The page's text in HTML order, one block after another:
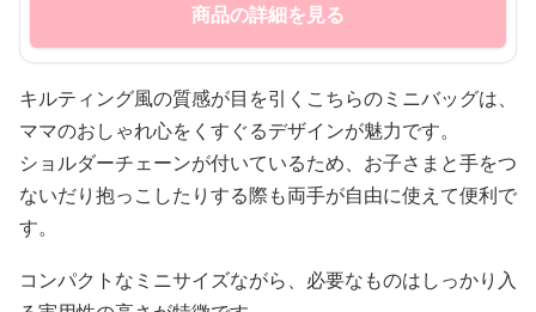
商品の詳細を見る
キルティング風の質感が目を引くこちらのミニバッグは、
ママのおしゃれ心をくすぐるデザインが魅力です。
ショルダーチェーンが付いているため、お子さまと手をつ
ないだり抱っこしたりする際も両手が自由に使えて便利で
す。
コンパクトなミニサイズながら、必要なものはしっかり入